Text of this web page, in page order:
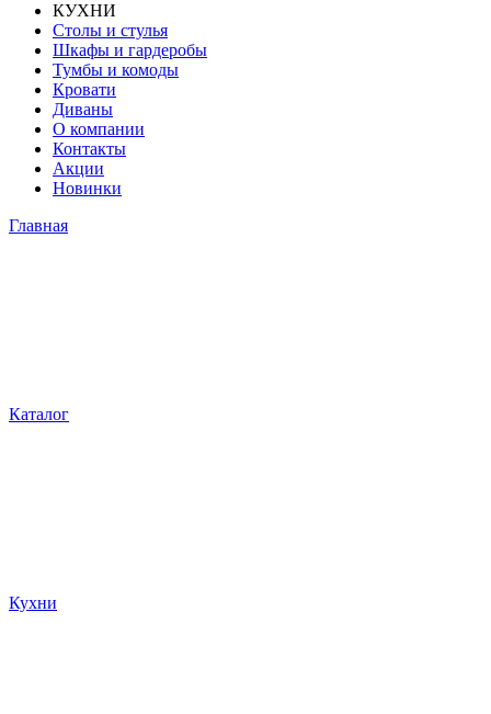
КУХНИ
Столы и стулья
Шкафы и гардеробы
Тумбы и комоды
Кровати
Диваны
О компании
Контакты
Акции
Новинки
Главная
Каталог
Кухни